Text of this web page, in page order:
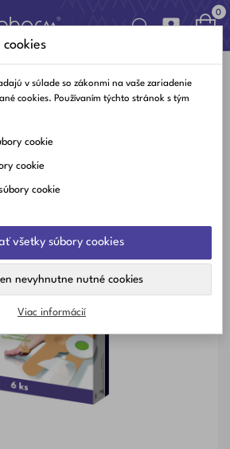

0
Náplasť Na Kurie Oká
v súlade so zákonmi na vaše zariadenie
cookies. Používaním týchto stránok s tým
cookie
cookie
cookie
všetky súbory cookies
nevyhnutne nutné cookies
Viac informácií